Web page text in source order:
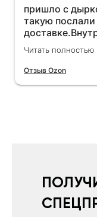
пришло с
такую
раза
может
упаковку с
иначе не
всё
Читать полностью
Отзыв Ozon